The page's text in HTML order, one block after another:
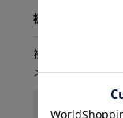
初めてご利用の方
初めてご利用のお
メールアドレスと